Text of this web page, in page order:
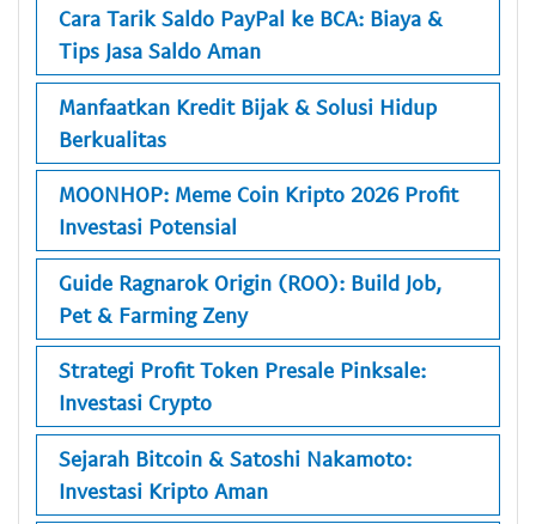
Cara Tarik Saldo PayPal ke BCA: Biaya &
Tips Jasa Saldo Aman
Manfaatkan Kredit Bijak & Solusi Hidup
Berkualitas
MOONHOP: Meme Coin Kripto 2026 Profit
Investasi Potensial
Guide Ragnarok Origin (ROO): Build Job,
Pet & Farming Zeny
Strategi Profit Token Presale Pinksale:
Investasi Crypto
Sejarah Bitcoin & Satoshi Nakamoto:
Investasi Kripto Aman